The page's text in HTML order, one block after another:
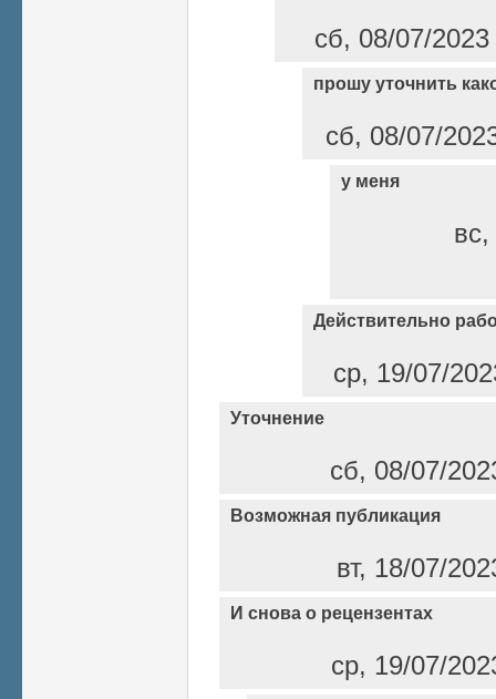
сб, 08/07/
прошу уточнить
сб, 08/07/
у меня
Действительно
ср, 19/07/
Уточнение
сб, 08/07/
Возможная публикация
вт, 18/07/
И снова о рецензентах
ср, 19/07/